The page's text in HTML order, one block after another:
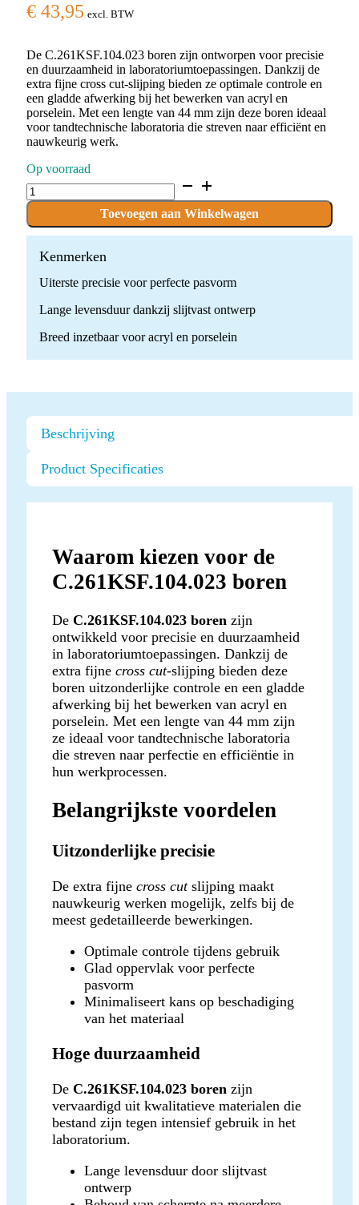
€ 43,95 excl. BTW
De C.261KSF.104.023 boren zijn ontworpen voor precisie
en duurzaamheid in laboratoriumtoepassingen. Dankzij de
extra fijne cross cut-slijping bieden ze optimale controle en
een gladde afwerking bij het bewerken van acryl en
porselein. Met een lengte van 44 mm zijn deze boren ideaal
voor tandtechnische laboratoria die streven naar efficiënt en
nauwkeurig werk.
Op voorraad
C.261KSF.104.023
x
boren
quantity
Toevoegen aan Winkelwagen
Kenmerken
Uiterste precisie voor perfecte pasvorm
Lange levensduur dankzij slijtvast ontwerp
Breed inzetbaar voor acryl en porselein
Beschrijving
Product Specificaties
Waarom kiezen voor de
C.261KSF.104.023 boren
De C.261KSF.104.023 boren zijn
ontwikkeld voor precisie en duurzaamheid
in laboratoriumtoepassingen. Dankzij de
extra fijne cross cut-slijping bieden deze
boren uitzonderlijke controle en een gladde
afwerking bij het bewerken van acryl en
porselein. Met een lengte van 44 mm zijn
ze ideaal voor tandtechnische laboratoria
die streven naar perfectie en efficiëntie in
hun werkprocessen.
Belangrijkste voordelen
Uitzonderlijke precisie
De extra fijne cross cutslijping maakt
nauwkeurig werken mogelijk, zelfs bij de
meest gedetailleerde bewerkingen.
Optimale controle tijdens gebruik
Glad oppervlak voor perfecte
pasvorm
Minimaliseert kans op beschadiging
van het materiaal
Hoge duurzaamheid
De C.261KSF.104.023 boren zijn
vervaardigd uit kwalitatieve materialen die
bestand zijn tegen intensief gebruik in het
laboratorium.
Lange levensduur door slijtvast
ontwerp